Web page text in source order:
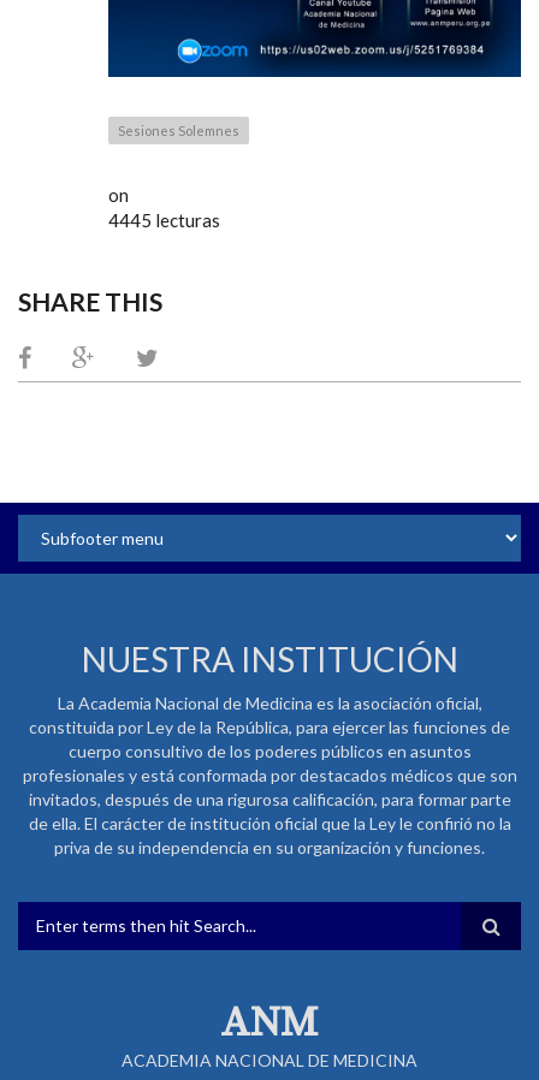
Sesiones Solemnes
on
4445 lecturas
SHARE THIS
NUESTRA INSTITUCIÓN
La Academia Nacional de Medicina es la asociación oficial,
constituida por Ley de la República, para ejercer las funciones de
cuerpo consultivo de los poderes públicos en asuntos
profesionales y está conformada por destacados médicos que son
invitados, después de una rigurosa calificación, para formar parte
de ella. El carácter de institución oficial que la Ley le confirió no la
priva de su independencia en su organización y funciones.
FORMULARIO DE BÚSQUEDA
ANM
ACADEMIA NACIONAL DE MEDICINA